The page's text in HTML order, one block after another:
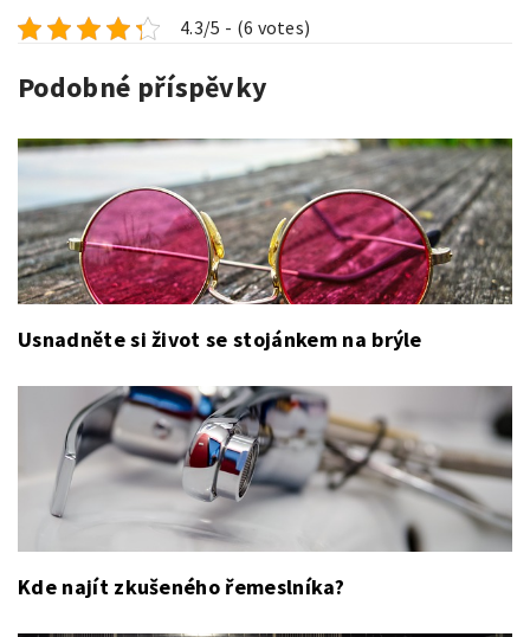
4.3/5 - (6 votes)
Podobné příspěvky
Usnadněte si život se stojánkem na brýle
Kde najít zkušeného řemeslníka?